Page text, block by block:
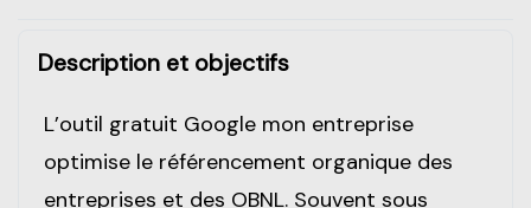
Description et objectifs
L’outil gratuit Google mon entreprise
optimise le référencement organique des
entreprises et des OBNL. Souvent sous